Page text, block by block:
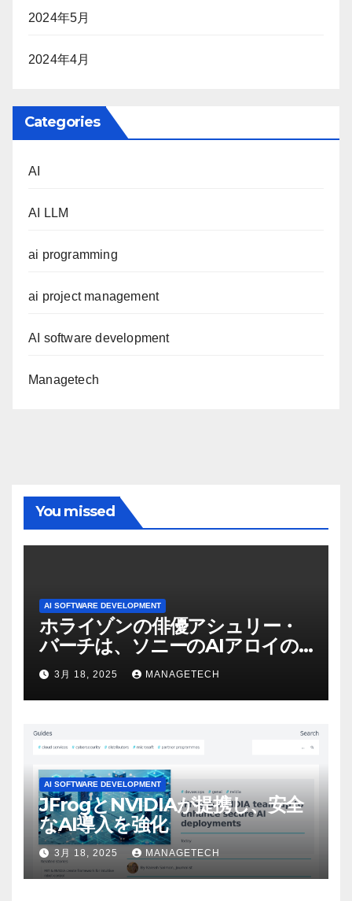
2024年5月
2024年4月
Categories
AI
AI LLM
ai programming
ai project management
AI software development
Managetech
You missed
AI SOFTWARE DEVELOPMENT
ホライゾンの俳優アシュリー・
バーチは、ソニーのAIアロイの
ビデオを見て「ゲームパフォー
マンスという芸術形式に不安を
感じた」と語る – IGN
3月 18, 2025 MANAGETECH
AI SOFTWARE DEVELOPMENT
JFrogとNVIDIAが提携し、安全
なAI導入を強化
3月 18, 2025 MANAGETECH